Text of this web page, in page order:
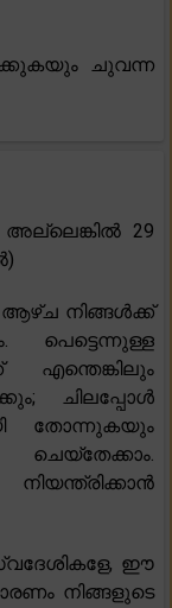
ചുവന്ന
അല്ലെങ്കിൽ 29
നിങ്ങൾക്ക്
പെട്ടെന്നുള്ള
എന്തെങ്കിലും
ചിലപ്പോൾ
തോന്നുകയും
ഈ
നിങ്ങളുടെ